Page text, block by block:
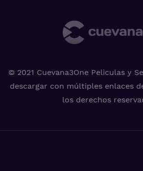
© 2021 Cuevana3One Peliculas y
descargar con múltiples enlaces
los derechos